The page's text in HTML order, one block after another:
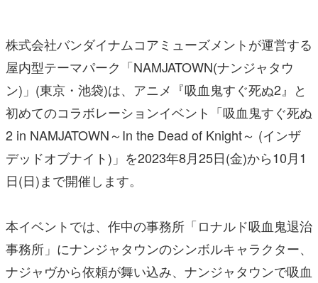
株式会社バンダイナムコアミューズメントが運営する
屋内型テーマパーク「NAMJATOWN(ナンジャタウ
ン)」(東京・池袋)は、アニメ『吸血鬼すぐ死ぬ2』と
初めてのコラボレーションイベント「吸血鬼すぐ死ぬ
2 in NAMJATOWN～In the Dead of Knight～ (インザ
デッドオブナイト)」を2023年8月25日(金)から10月1
日(日)まで開催します。
本イベントでは、作中の事務所「ロナルド吸血鬼退治
事務所」にナンジャタウンのシンボルキャラクター、
ナジャヴから依頼が舞い込み、ナンジャタウンで吸血